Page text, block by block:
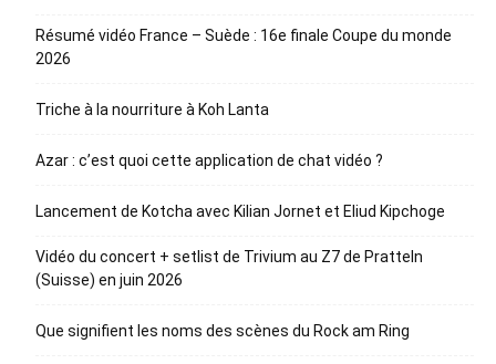
Résumé vidéo France – Suède : 16e finale Coupe du monde
2026
Triche à la nourriture à Koh Lanta
Azar : c’est quoi cette application de chat vidéo ?
Lancement de Kotcha avec Kilian Jornet et Eliud Kipchoge
Vidéo du concert + setlist de Trivium au Z7 de Pratteln
(Suisse) en juin 2026
Que signifient les noms des scènes du Rock am Ring